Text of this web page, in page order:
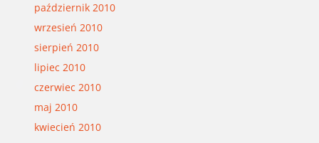
październik 2010
wrzesień 2010
sierpień 2010
lipiec 2010
czerwiec 2010
maj 2010
kwiecień 2010